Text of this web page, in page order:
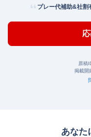
プレー代補助&社
原稿
掲載開
あなた